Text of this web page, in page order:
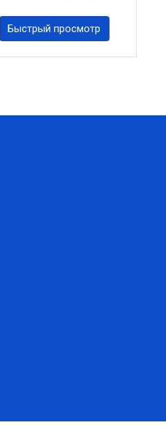
Быстрый просмотр